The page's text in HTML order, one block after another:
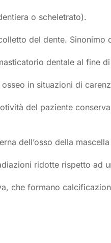
o scheletrato).
del dente. Sinonimo
dentale al fine
in situazioni di
del paziente
dell’osso della
ridotte rispetto ad
che formano